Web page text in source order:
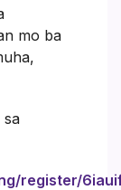
mo ba
sa
register/